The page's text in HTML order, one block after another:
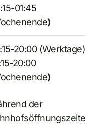
01:45
20:00 (Werktage) /
20:00
der